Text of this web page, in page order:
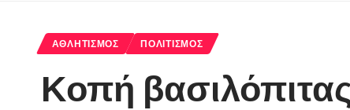
ΑΘΛΗΤΙΣΜΌΣ ΠΟΛΙΤΙΣΜΌΣ
Κοπή